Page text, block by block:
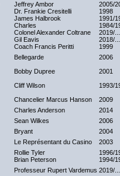
Jeffrey Ambor
2005/
Dr. Frankie Cresitelli
1998
James Halbrook
1991/
Charles
1984/
Colonel Alexander Coltrane
2019/...
Gil Eavis
2018/...
Coach Francis Peritti
1999
Bellegarde
2006
Bobby Dupree
2001
Cliff Wilson
1993/
Chancelier Marcus Hanson 2009
Charles Anderson
2014
Sean Wilkes
2006
Bryant
2004
Le Représentant du Casino
2003
Rollie Tyler
1996/
Brian Peterson 1994/
Professeur Rupert Vardemus 2019/...